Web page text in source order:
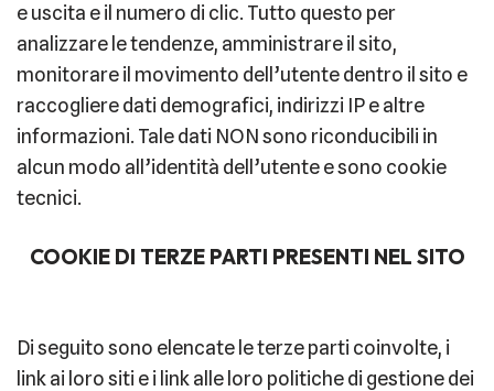
e uscita e il numero di clic. Tutto questo per
analizzare le tendenze, amministrare il sito,
monitorare il movimento dell’utente dentro il sito e
raccogliere dati demografici, indirizzi IP e altre
informazioni. Tale dati NON sono riconducibili in
alcun modo all’identità dell’utente e sono cookie
tecnici.
COOKIE DI TERZE PARTI PRESENTI NEL SITO
Di seguito sono elencate le terze parti coinvolte, i
link ai loro siti e i link alle loro politiche di gestione dei